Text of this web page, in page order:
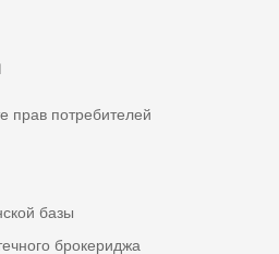
прав потребителей
базы
брокериджа